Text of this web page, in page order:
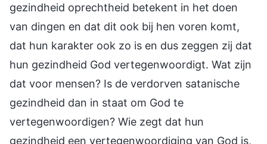
gezindheid oprechtheid betekent in het doen
van dingen en dat dit ook bij hen voren komt,
dat hun karakter ook zo is en dus zeggen zij dat
hun gezindheid God vertegenwoordigt. Wat zijn
dat voor mensen? Is de verdorven satanische
gezindheid dan in staat om God te
vertegenwoordigen? Wie zegt dat hun
gezindheid een vertegenwoordiging van God is,